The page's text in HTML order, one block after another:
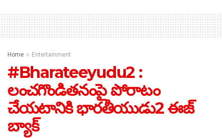
Home Entertainment
#Bharateeyudu2 :
లంచ‌గొండిత‌నంపై పోరాటం
చేయ‌టానికి భారతీయుడు2 ఈజ్
బ్యాక్